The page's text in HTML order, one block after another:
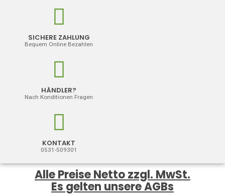
SICHERE ZAHLUNG
Bequem Online Bezahlen
HÄNDLER?
Nach Konditionen Fragen
KONTAKT
0531-509301
Alle Preise Netto zzgl. MwSt.
Es gelten unsere AGBs